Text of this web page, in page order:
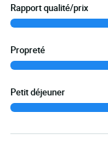
Rapport qualité/prix
Propreté
Petit déjeuner